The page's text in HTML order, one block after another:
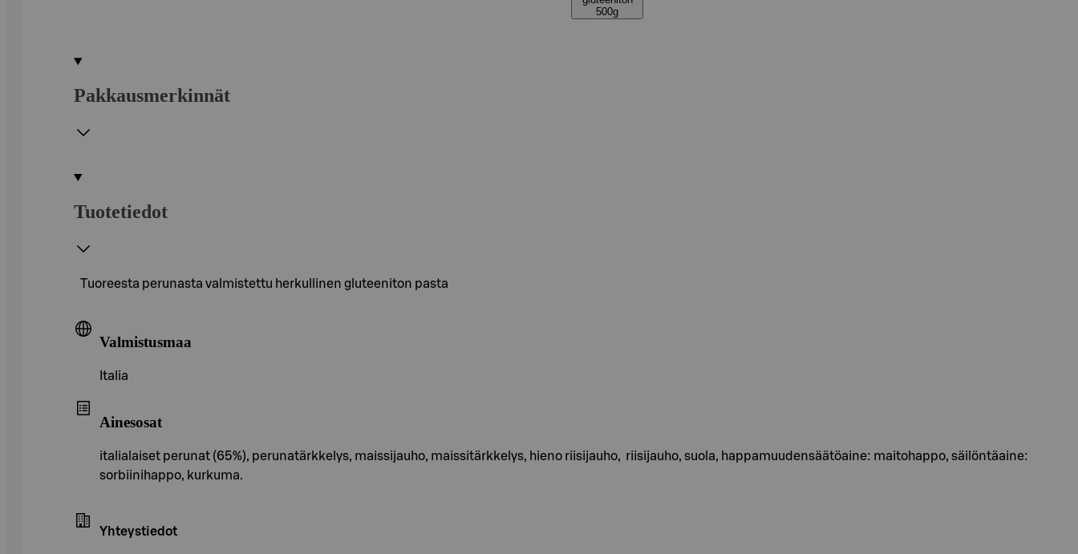
500g
Pakkausmerkinnät
Tuotetiedot
Tuoreesta perunasta valmistettu herkullinen gluteeniton pasta
Valmistusmaa
Italia
Ainesosat
italialaiset perunat (65%), perunatärkkelys, maissijauho, maissitärkkelys, hieno riisijauho, riisijauho, suola, happamuudensäätöaine: maitohappo, säilöntäaine:
sorbiinihappo, kurkuma.
Yhteystiedot